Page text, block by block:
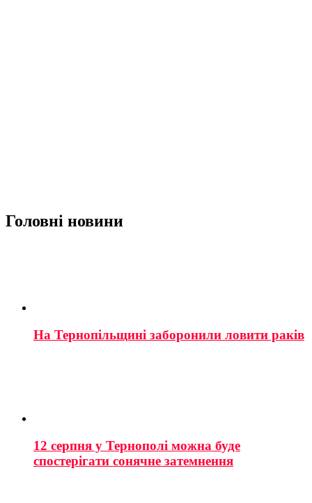
Головні новини
На Тернопільщині заборонили ловити раків
12 серпня у Тернополі можна буде
спостерігати сонячне затемнення